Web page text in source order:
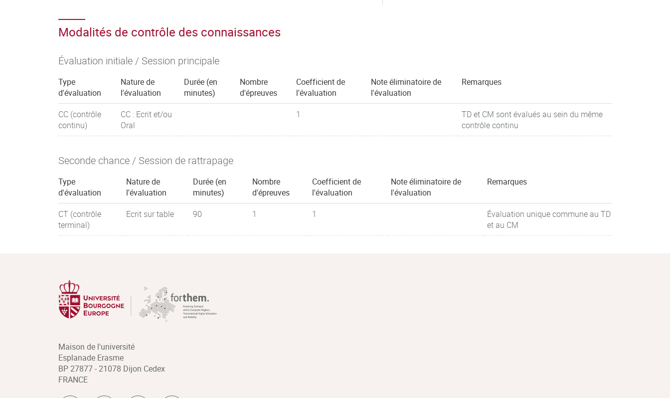
Modalités de contrôle des connaissances
Évaluation initiale / Session principale
Type
d'évaluation
Nature de
l'évaluation
Durée (en
minutes)
Nombre
d'épreuves
Coefficient de
l'évaluation
Note éliminatoire de
l'évaluation
Remarques
CC (contrôle
continu)
CC : Ecrit et/ou
Oral
1
TD et CM sont évalués au sein du même
contrôle continu
Seconde chance / Session de rattrapage
Type
d'évaluation
Nature de
l'évaluation
Durée (en
minutes)
Nombre
d'épreuves
Coefficient de
l'évaluation
Note éliminatoire de
l'évaluation
Remarques
CT (contrôle
terminal)
Ecrit sur table 90 1 1
Évaluation unique commune au TD
et au CM
Maison de l'université
Esplanade Erasme
BP 27877 - 21078 Dijon Cedex
FRANCE